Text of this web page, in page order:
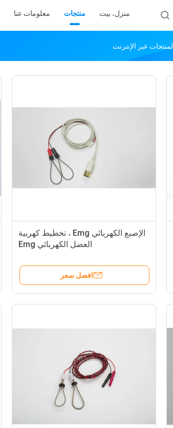
منزل، بيت منتجات معلومات عنا
الإصبع الكهربائي Emg ، تخطيط كهربية
العضل الكهربائي Emg
افضل سعر